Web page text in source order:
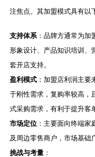
注焦点。其加盟模式具有以
支持体系 ：品牌方通常为
形象设计、产品知识培训、
套开店支持。
盈利模式 ：加盟店利润主
于刚性需求，复购率较高，
式采购需求，有利于提升客
市场定位 ：主要面向终端
及周边零售商户，市场基础
挑战与考量 ：